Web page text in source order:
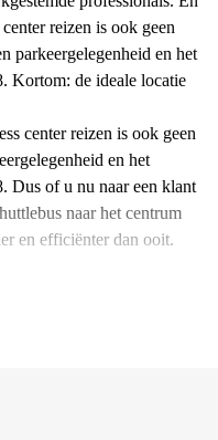
reizen is ook geen
parkeergelegenheid en het
Kortom: de ideale locatie
center reizen is ook geen
en het
Dus of u nu naar een klant
naar het centrum
en efficiënter dan ooit.